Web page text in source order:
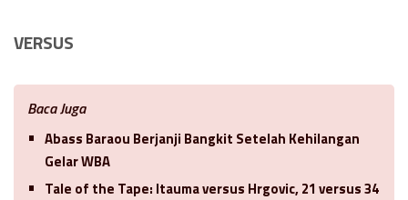
VERSUS
Baca Juga
Abass Baraou Berjanji Bangkit Setelah Kehilangan
Gelar WBA
Tale of the Tape: Itauma versus Hrgovic, 21 versus 34